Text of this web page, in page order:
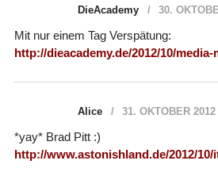
DieAcademy 30.
Mit nur einem Tag Verspätung:
http://dieacademy.de/2012/10/media-
Alice 31. OKTOBER 2012
*yay* Brad Pitt :)
http://www.astonishland.de/2012/10/